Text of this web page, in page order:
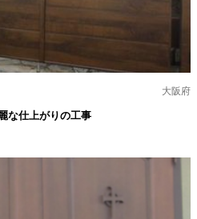
大阪府
な仕上がりの工事